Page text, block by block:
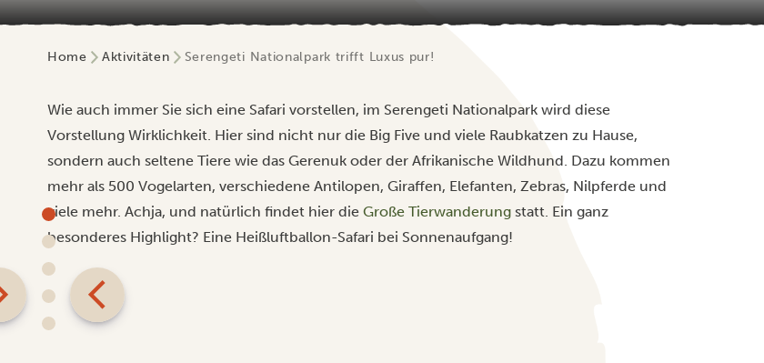
Home Aktivitäten Serengeti Nationalpark trifft Luxus pur!
Wie auch immer Sie sich eine Safari vorstellen, im Serengeti Nationalpark wird diese
Vorstellung Wirklichkeit. Hier sind nicht nur die Big Five und viele Raubkatzen zu Hause,
sondern auch seltene Tiere wie das Gerenuk oder der Afrikanische Wildhund. Dazu kommen
mehr als 500 Vogelarten, verschiedene Antilopen, Giraffen, Elefanten, Zebras, Nilpferde und
viele mehr. Achja, und natürlich findet hier die Große Tierwanderung statt. Ein ganz
besonderes Highlight? Eine Heißluftballon-Safari bei Sonnenaufgang!